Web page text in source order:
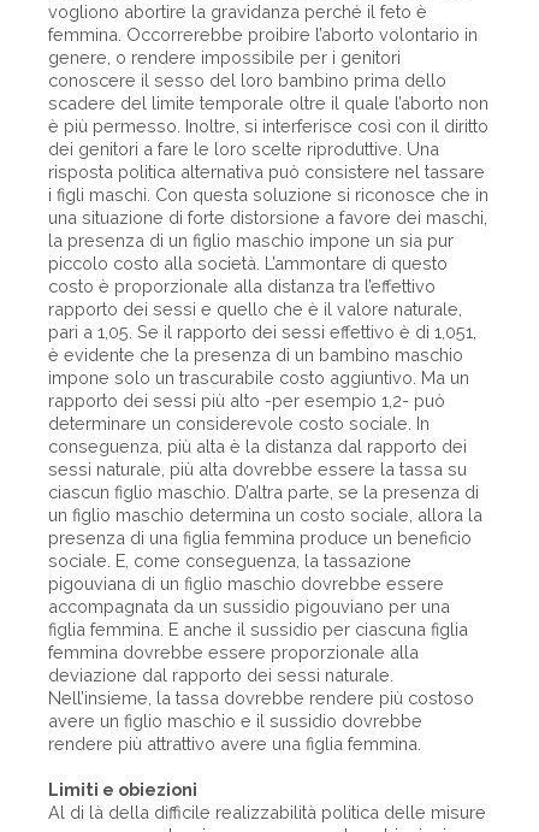
vogliono abortire la gravidanza perché il feto è
femmina. Occorrerebbe proibire l’aborto volontario in
genere, o rendere impossibile per i genitori
conoscere il sesso del loro bambino prima dello
scadere del limite temporale oltre il quale l’aborto non
è più permesso. Inoltre, si interferisce così con il diritto
dei genitori a fare le loro scelte riproduttive. Una
risposta politica alternativa può consistere nel tassare
i figli maschi. Con questa soluzione si riconosce che in
una situazione di forte distorsione a favore dei maschi,
la presenza di un figlio maschio impone un sia pur
piccolo costo alla società. L’ammontare di questo
costo è proporzionale alla distanza tra l’effettivo
rapporto dei sessi e quello che è il valore naturale,
pari a 1,05. Se il rapporto dei sessi effettivo è di 1,051,
è evidente che la presenza di un bambino maschio
impone solo un trascurabile costo aggiuntivo. Ma un
rapporto dei sessi più alto -per esempio 1,2- può
determinare un considerevole costo sociale. In
conseguenza, più alta è la distanza dal rapporto dei
sessi naturale, più alta dovrebbe essere la tassa su
ciascun figlio maschio. D’altra parte, se la presenza di
un figlio maschio determina un costo sociale, allora la
presenza di una figlia femmina produce un beneficio
sociale. E, come conseguenza, la tassazione
pigouviana di un figlio maschio dovrebbe essere
accompagnata da un sussidio pigouviano per una
figlia femmina. E anche il sussidio per ciascuna figlia
femmina dovrebbe essere proporzionale alla
deviazione dal rapporto dei sessi naturale.
Nell’insieme, la tassa dovrebbe rendere più costoso
avere un figlio maschio e il sussidio dovrebbe
rendere più attrattivo avere una figlia femmina.
Limiti e obiezioni
Al di là della difficile realizzabilità politica delle misure